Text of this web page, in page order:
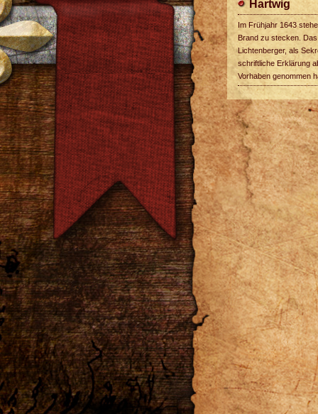
Hartwig
Im Frühjahr 1643
Brand zu stecken.
Lichtenberger, als
schriftliche Erklärung
Vorhaben genommen